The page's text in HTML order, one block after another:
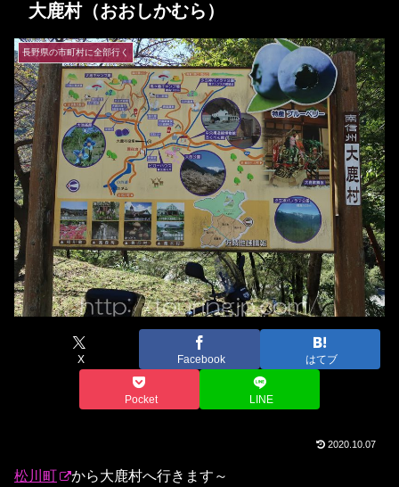
大鹿村（おおしかむら）
長野県の市町村に全部行く
X Facebook はてブ
Pocket LINE
2020.10.07
松川町 から大鹿村へ行きます～